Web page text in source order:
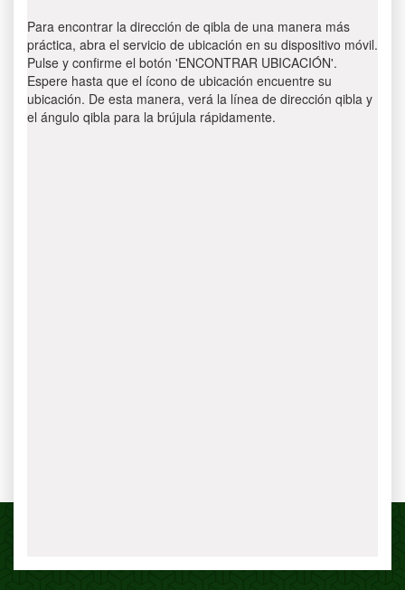
Para encontrar la dirección de qibla de una manera más
práctica, abra el servicio de ubicación en su dispositivo móvil.
Pulse y confirme el botón 'ENCONTRAR UBICACIÓN'.
Espere hasta que el ícono de ubicación encuentre su
ubicación. De esta manera, verá la línea de dirección qibla y
el ángulo qibla para la brújula rápidamente.